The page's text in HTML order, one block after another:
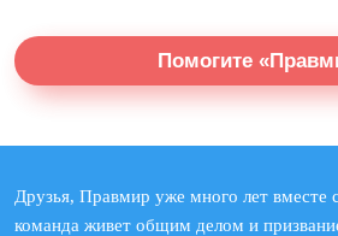
Помогите
Друзья, Правмир уже много лет вместе
команда живет общим делом и